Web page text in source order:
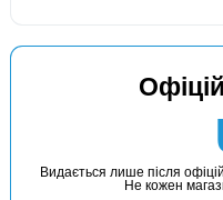
Видається лише після
Не кожен